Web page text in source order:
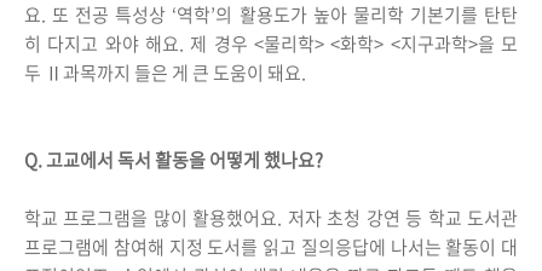
요. 또 전공 특성상 ‘역학’의 활용도가 높아 물리학 기본기를 탄탄
히 다지고 와야 해요. 제 경우 <물리학> <화학> <지구과학>을 모
두 Ⅱ과목까지 들은 게 큰 도움이 돼요.
Q. 고교에서 독서 활동을 어떻게 했나요?
학교 프로그램을 많이 활용했어요. 저자 초청 강연 등 학교 도서관
프로그램에 참여해 지정 도서를 읽고 질의응답에 나서는 활동이 대